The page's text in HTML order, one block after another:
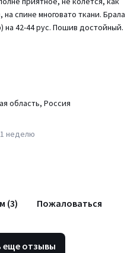
спине многовато ткани. Брала
на 42-44 рус. Пошив достойный.
область, Россия
неделю
(3) Пожаловаться
еще отзывы